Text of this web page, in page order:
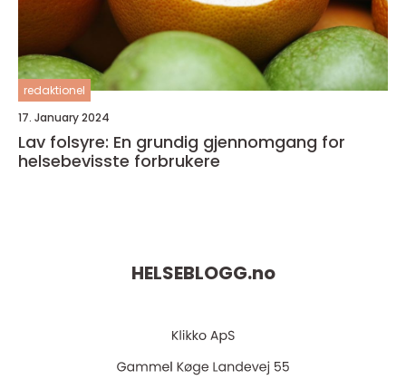
redaktionel
17. January 2024
Lav folsyre: En grundig gjennomgang for
helsebevisste forbrukere
HELSEBLOGG.no